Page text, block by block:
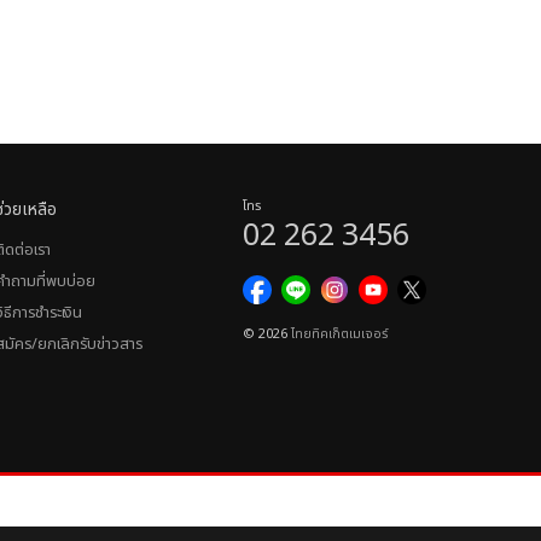
ยเหลือ
ต่อเรา
ำถามที่พบบ่อย
การชำระเงิน
คร/ยกเลิกรับข่าวสาร
โทร
02 262 3456
© 2026ไทยทิคเก็ตเมเจอร์